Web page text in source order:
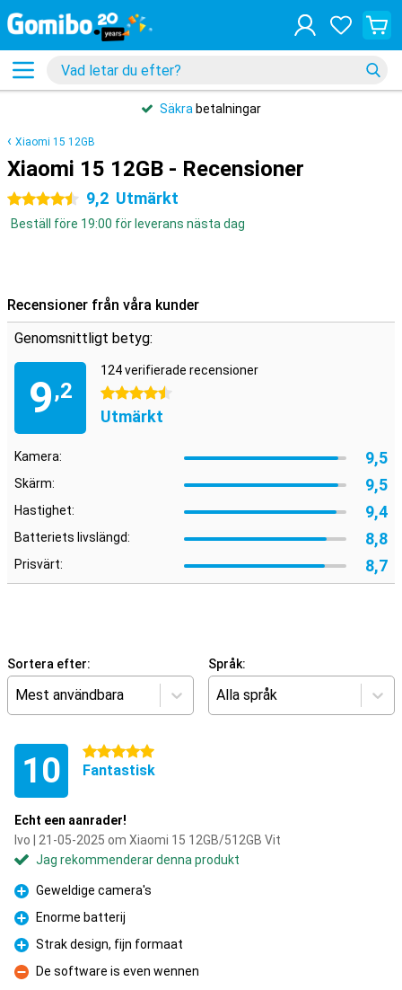
Säkra betalningar
Xiaomi 15 12GB
Xiaomi 15 12GB - Recensioner
4.5 stjärnor 9,2 Utmärkt
Beställ före 19:00 för leverans nästa dag
Recensioner från våra kunder
Genomsnittligt betyg:
9,2
124 verifierade recensioner
4.5 stjärnor
Utmärkt
Kamera: 9,5
Skärm: 9,5
Hastighet: 9,4
Batteriets livslängd: 8,8
Prisvärt: 8,7
Sortera efter:
Mest användbara
Språk:
Alla språk
10 5 stjärnor
Fantastisk
Echt een aanrader!
Ivo | 21-05-2025 om Xiaomi 15 12GB/512GB Vit
Jag rekommenderar denna produkt
Fördelar
Geweldige camera's
Fördelar
Enorme batterij
Fördelar
Strak design, fijn formaat
Nackdelar
De software is even wennen